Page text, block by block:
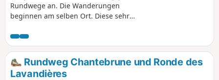
Rundwege an. Die Wanderungen
beginnen am selben Ort. Diese sehr
umliegenden Wälder und vorbei an
kleinen Weilern. Dabei lässt sich die
Qualität der Renovierungsarbeiten an
den Häusern erkennen.
Rundweg Chantebrune und Ronde des
Lavandières